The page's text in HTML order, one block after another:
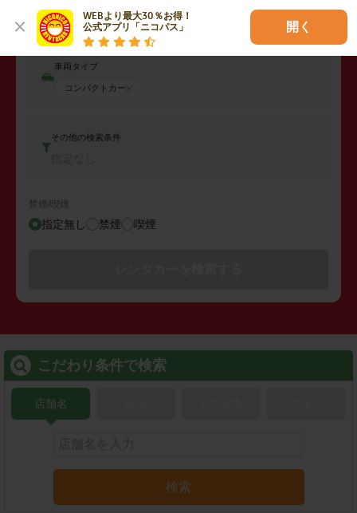
WEBより最大30％お得！
公式アプリ「ニコパス」
開く
2026年08月09日 (日) 14:00
車両タイプ
コンパクトカー
その他の検索条件
禁煙/喫煙
指定無し 禁煙 喫煙
こだわり条件で検索
店舗名
検索